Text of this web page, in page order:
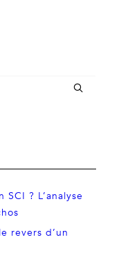
? L’analyse
revers d’un